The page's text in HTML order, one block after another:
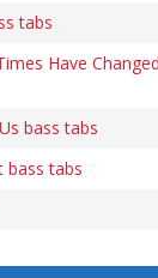
tabs
Have
bass tabs
bass tabs